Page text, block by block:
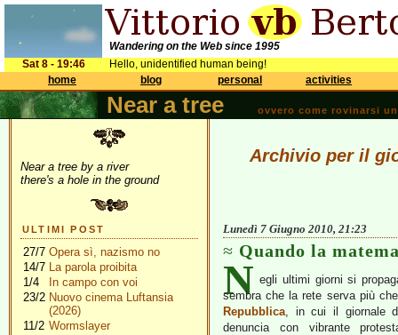
Wandering on the Web since 1995
Sat 8 - 19:46
Hello, unidentified human being!
home
blog personal activities
Near a tree ovvero come rovinarsi
Near a tree by a river
there's a hole in the ground
ULTIMI POST
27/7 Opera sì, nazismo no
14/7 La parola proibita
1/4
In campo con voi
23/2 Nuovo cinema Luftansia
(2026)
11/2 Wormslayer
Archivio per il
Lunedì 7 Giugno 2010, 21:23
Quando la
N egli ultimi giorni si
sembra che la rete serva più
Repubblica, in cui il giornale
denuncia con vibrante